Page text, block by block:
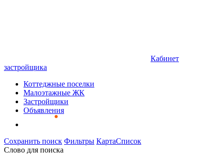
Кабинет
застройщика
Коттеджные поселки
Малоэтажные ЖК
Застройщики
Объявления
Сохранить поиск Фильтры КартаСписок
Слово для поиска